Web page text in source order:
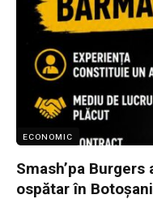
ECONOMIC
Smash’pa
ospătar în Botoșani